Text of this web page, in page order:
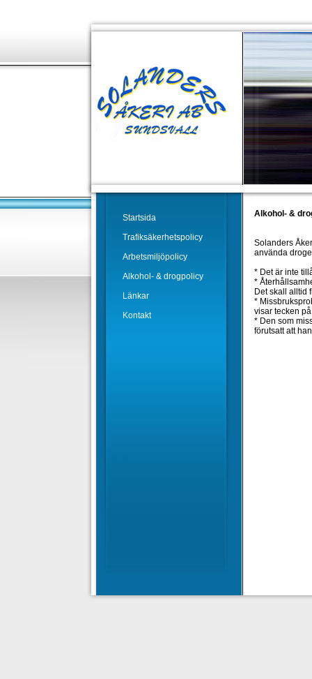
Startsida
Trafiksäkerhetspolicy
Arbetsmiljöpolicy
Alkohol- & drogpolicy
Länkar
Kontakt
Alkohol- &
Solanders
använda
* Det är inte
*
Det skall alltid
*
visar tecken
* Den som
förutsatt att